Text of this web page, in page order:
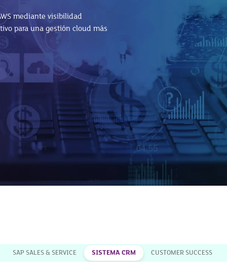
mediante visibilidad
para una gestión cloud más
BTP) impulsa la innovación,
SAP SALES & SERVICE SISTEMA CRM CUSTOMER SUCCESS